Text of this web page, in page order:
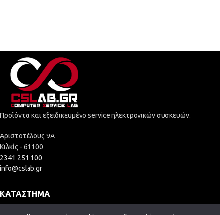
Προϊόντα και εξειδικευμένο service ηλεκτρονικών συσκευών.
Αριστοτέλους 9Α
Κιλκίς - 61100
2341 251 100
info@cslab.gr
ΚΑΤΆΣΤΗΜΑ